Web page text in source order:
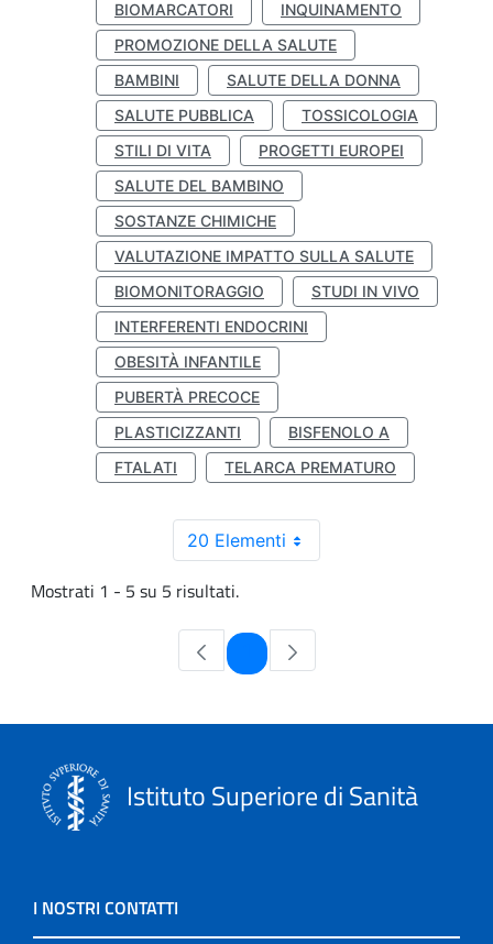
BIOMARCATORI
INQUINAMENTO
PROMOZIONE DELLA SALUTE
BAMBINI
SALUTE DELLA DONNA
SALUTE PUBBLICA
TOSSICOLOGIA
STILI DI VITA
PROGETTI EUROPEI
SALUTE DEL BAMBINO
SOSTANZE CHIMICHE
VALUTAZIONE IMPATTO SULLA SALUTE
BIOMONITORAGGIO
STUDI IN VIVO
INTERFERENTI ENDOCRINI
OBESITÀ INFANTILE
PUBERTÀ PRECOCE
PLASTICIZZANTI
BISFENOLO A
FTALATI
TELARCA PREMATURO
20 Elementi
Mostrati 1 - 5 su 5 risultati.
Pagina
Istituto Superiore di Sanità
I NOSTRI CONTATTI